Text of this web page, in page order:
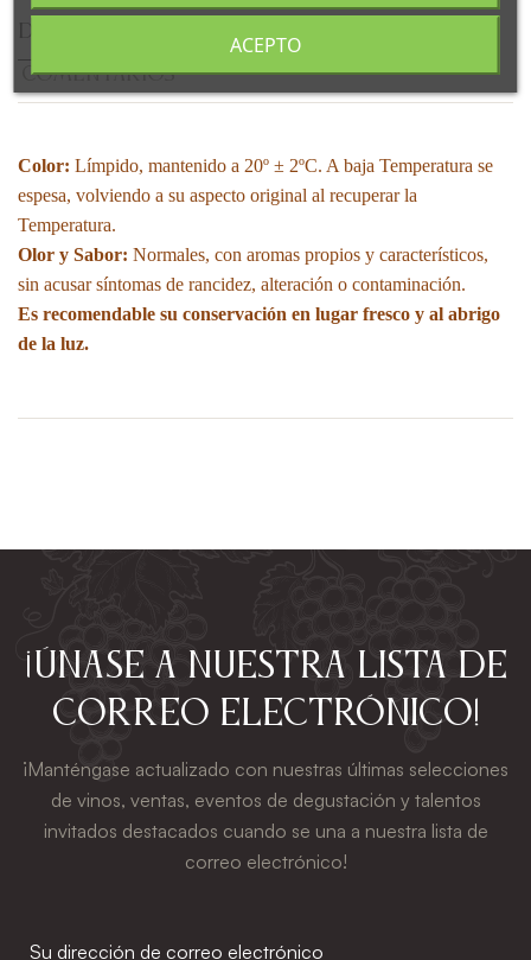
COMENTARIOS
Color: Límpido, mantenido a 20º ± 2ºC. A baja Temperatura se
espesa, volviendo a su aspecto original al recuperar la
Temperatura.
Olor y Sabor: Normales, con aromas propios y característicos,
sin acusar síntomas de rancidez, alteración o contaminación.
Es recomendable su conservación en lugar fresco y al abrigo
de la luz.
¡Únase a nuestra lista de
correo electrónico!
¡Manténgase actualizado con nuestras últimas selecciones
de vinos, ventas, eventos de degustación y talentos
invitados destacados cuando se una a nuestra lista de
correo electrónico!
ACEPTO